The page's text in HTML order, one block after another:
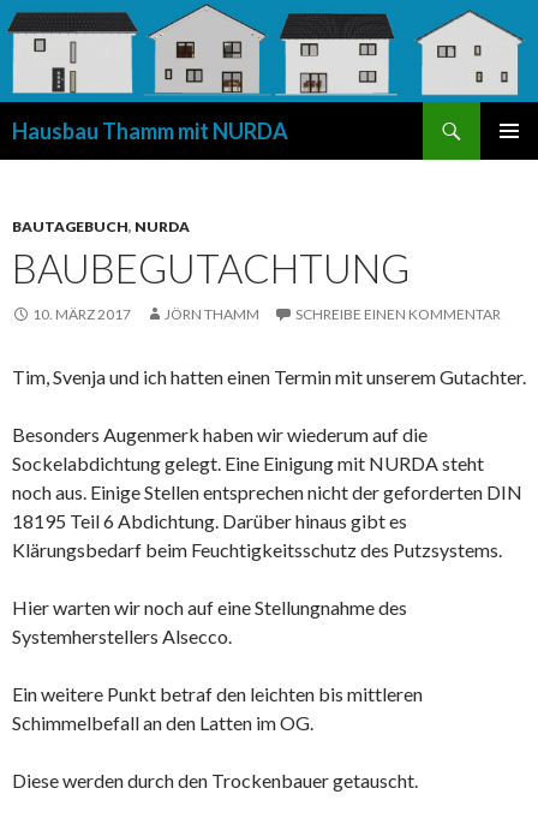
Hausbau Thamm mit NURDA
BAUTAGEBUCH, NURDA
BAUBEGUTACHTUNG
10. MÄRZ 2017 JÖRN THAMM SCHREIBE EINEN KOMMENTAR
Tim, Svenja und ich hatten einen Termin mit unserem Gutachter.
Besonders Augenmerk haben wir wiederum auf die
Sockelabdichtung gelegt. Eine Einigung mit NURDA steht
noch aus. Einige Stellen entsprechen nicht der geforderten DIN
18195 Teil 6 Abdichtung. Darüber hinaus gibt es
Klärungsbedarf beim Feuchtigkeitsschutz des Putzsystems.
Hier warten wir noch auf eine Stellungnahme des
Systemherstellers Alsecco.
Ein weitere Punkt betraf den leichten bis mittleren
Schimmelbefall an den Latten im OG.
Diese werden durch den Trockenbauer getauscht.